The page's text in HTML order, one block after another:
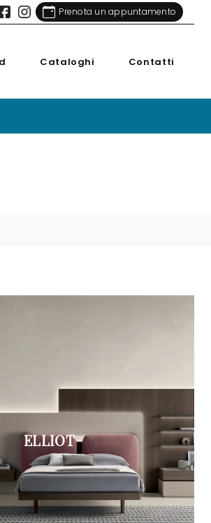
Prenota un appuntamento
Cataloghi Contatti
ELLIOT